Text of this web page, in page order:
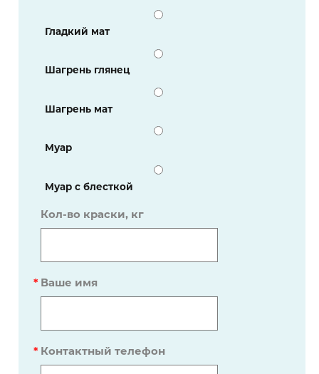
Гладкий мат
Шагрень глянец
Шагрень мат
Муар
Муар с блесткой
Кол-во краски, кг
Ваше имя
*
Контактный телефон
*